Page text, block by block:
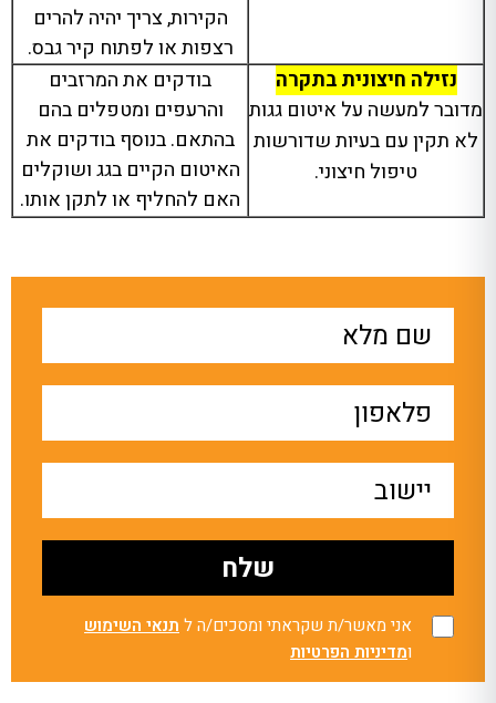
הקירות, צריך יהיה להרים
רצפות או לפתוח קיר גבס.
נזילה חיצונית בתקרה
מדובר למעשה על איטום גגות
לא תקין עם בעיות שדורשות
טיפול חיצוני.
בודקים את המרזבים
והרעפים ומטפלים בהם
בהתאם. בנוסף בודקים את
האיטום הקיים בגג ושוקלים
האם להחליף או לתקן אותו.
אני מאשר/ת שקראתי ומסכים/ה ל תנאי השימוש
ומדיניות הפרטיות